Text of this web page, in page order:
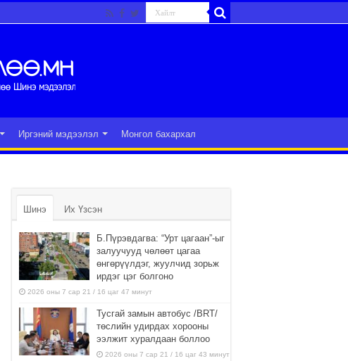
Иргэний мэдээлэл Монгол бахархал
Шинэ Их Үзсэн
Б.Пүрэвдагва: “Урт цагаан”-ыг
залуучууд чөлөөт цагаа
өнгөрүүлдэг, жуулчид зорьж
ирдэг цэг болгоно
2026 оны 7 сар 21 / 16 цаг 47 минут
Тусгай замын автобус /BRT/
төслийн удирдах хорооны
ээлжит хуралдаан боллоо
2026 оны 7 сар 21 / 16 цаг 43 минут